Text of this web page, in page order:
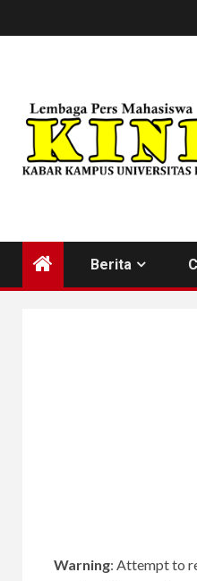
to
Berita
Warning: Attempt to